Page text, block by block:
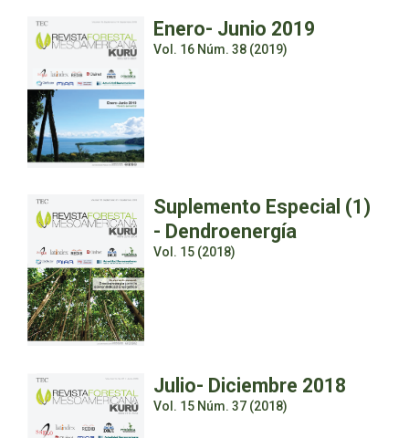
Enero- Junio 2019
Vol. 16 Núm. 38 (2019)
Suplemento Especial (1)
- Dendroenergía
Vol. 15 (2018)
Julio- Diciembre 2018
Vol. 15 Núm. 37 (2018)